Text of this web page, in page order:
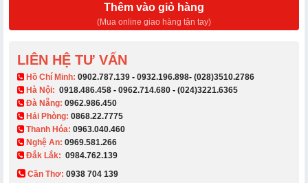
Thêm vào giỏ hàng
(Mua online giao hàng tận tay)
LIÊN HỆ TƯ VẤN
​ Hồ Chí Minh: 0902.787.139 - 0932.196.898- (028)3510.2786
Hà Nội: 0918.486.458 - 0962.714.680 - (024)3221.6365
Đà Nẵng: 0962.986.450
Hải Phòng: 0868.22.7775
Thanh Hóa: 0963.040.460
Nghệ An: 0969.581.266
Đắk Lắk: 0984.762.139
Cần Thơ: 0938 704 139​